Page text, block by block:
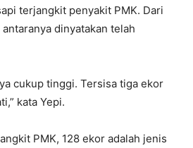
terjangkit penyakit PMK. Dari
dinyatakan telah
cukup tinggi. Tersisa tiga ekor
kata Yepi.
PMK, 128 ekor adalah jenis